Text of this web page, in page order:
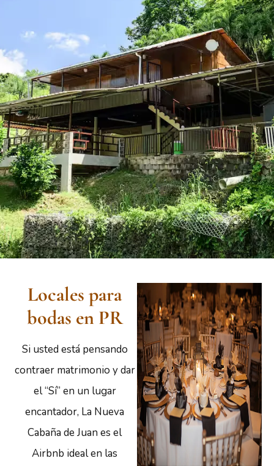
Locales para
bodas en PR
Si usted está pensando
contraer matrimonio y dar
el “Sí” en un lugar
encantador, La Nueva
Cabaña de Juan es el
Airbnb ideal en las